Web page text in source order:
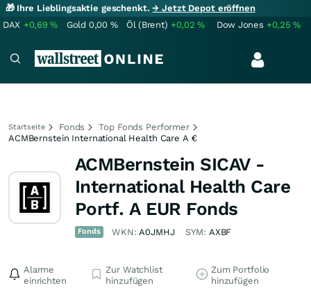
🎁 Ihre Lieblingsaktie geschenkt.→ Jetzt Depot eröffnen
DAX +0,69% Gold 0,00 % Öl (Brent) +0,02% Dow Jones +0,25%
Startseite Fonds
Top Fonds Performer
ACMBernstein International Health Care A €
ACMBernstein SICAV -
International Health Care
Portf. A EUR Fonds
Fonds WKN:A0JMHJ SYM: AXBF
Alarme
einrichten
Zur Watchlist
hinzufügen
Zum Portfolio
hinzufügen